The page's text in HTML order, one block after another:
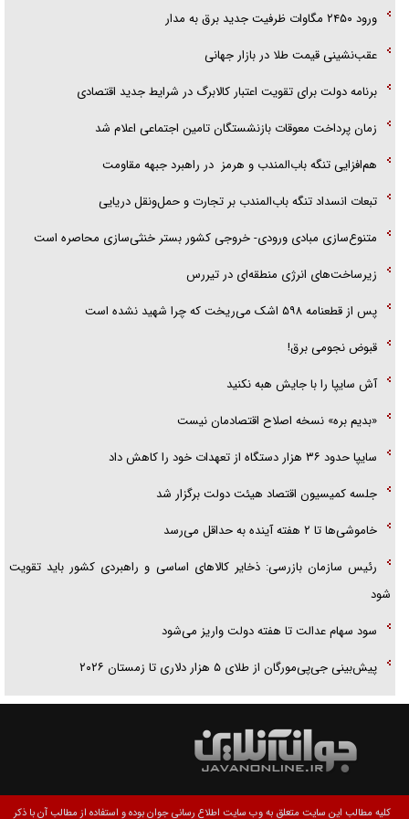
ورود ۲۴۵۰ مگاوات ظرفیت جدید برق به مدار
عقب‌نشینی قیمت طلا در بازار جهانی
برنامه دولت برای تقویت اعتبار کالابرگ در شرایط جدید اقتصادی
زمان پرداخت معوقات بازنشستگان تامین اجتماعی اعلام شد
هم‌افزایی تنگه باب‌المندب و هرمز در راهبرد جبهه مقاومت
تبعات انسداد تنگه باب‌المندب بر تجارت و حمل‌ونقل دریایی
متنوع‌سازی مبادی ورودی- خروجی کشور بستر خنثی‌سازی محاصره است
زیرساخت‌های انرژی منطقه‌ای در تیررس
پس از قطعنامه ۵۹۸ اشک می‌ریخت که چرا شهید نشده است
قبوض نجومی برق!
آش سایپا را با جایش هبه نکنید
«بدیم بره» نسخه اصلاح اقتصادمان نیست
سایپا حدود ۳۶ هزار دستگاه از تعهدات خود را کاهش داد
جلسه کمیسیون اقتصاد هیئت دولت برگزار شد
خاموشی‌ها تا ۲ هفته آینده به حداقل می‌رسد
رئیس سازمان بازرسی: ذخایر کالا‌های اساسی و راهبردی کشور باید تقویت
شود
سود سهام عدالت تا هفته دولت واریز می‌شود
پیش‌بینی جی‌پی‌مورگان از طلای ۵ هزار دلاری تا زمستان ۲۰۲۶
کلیه مطالب این سایت متعلق به وب سایت اطلاع رسانی جوان بوده و استفاده از مطالب آن با ذکر